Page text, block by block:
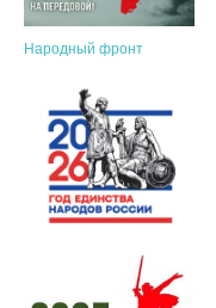
Народный фронт